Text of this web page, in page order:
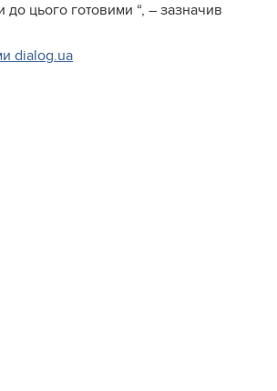
до цього готовими “, – зазначив
dialog.ua